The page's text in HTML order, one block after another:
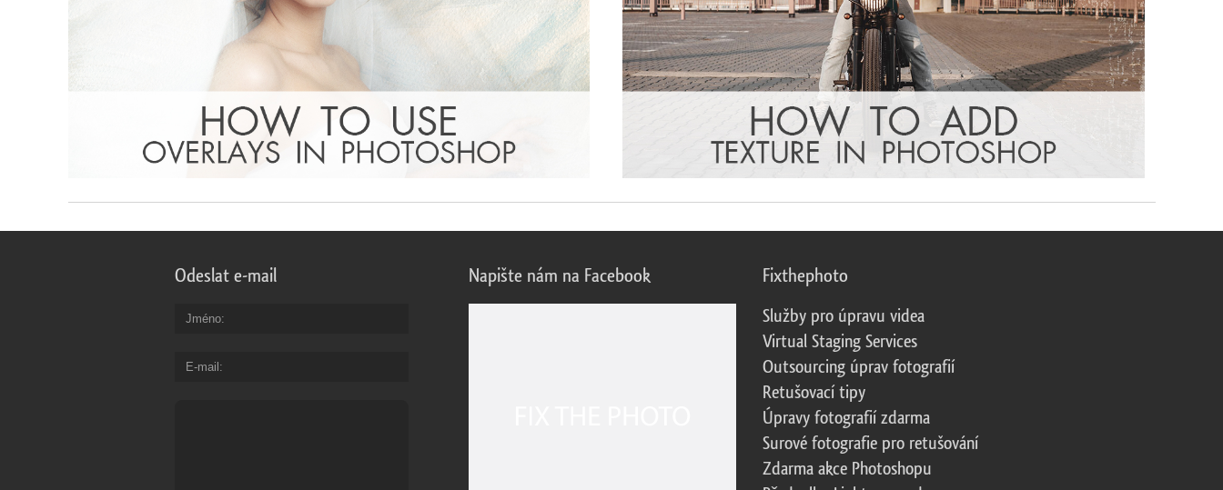
Odeslat e-mail
Jméno
E-mail
Napište nám na Facebook Fixthephoto
Služby pro úpravu videa
Virtual Staging Services
Outsourcing úprav fotografií
Retušovací tipy
Úpravy fotografií zdarma
Surové fotografie pro retušování
Zdarma akce Photoshopu